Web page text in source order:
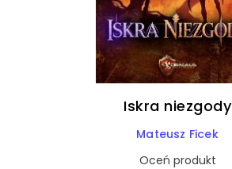
Iskra niezgody
Mateusz Ficek
Oceń produkt